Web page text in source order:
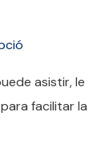
asistir, le
facilitar la